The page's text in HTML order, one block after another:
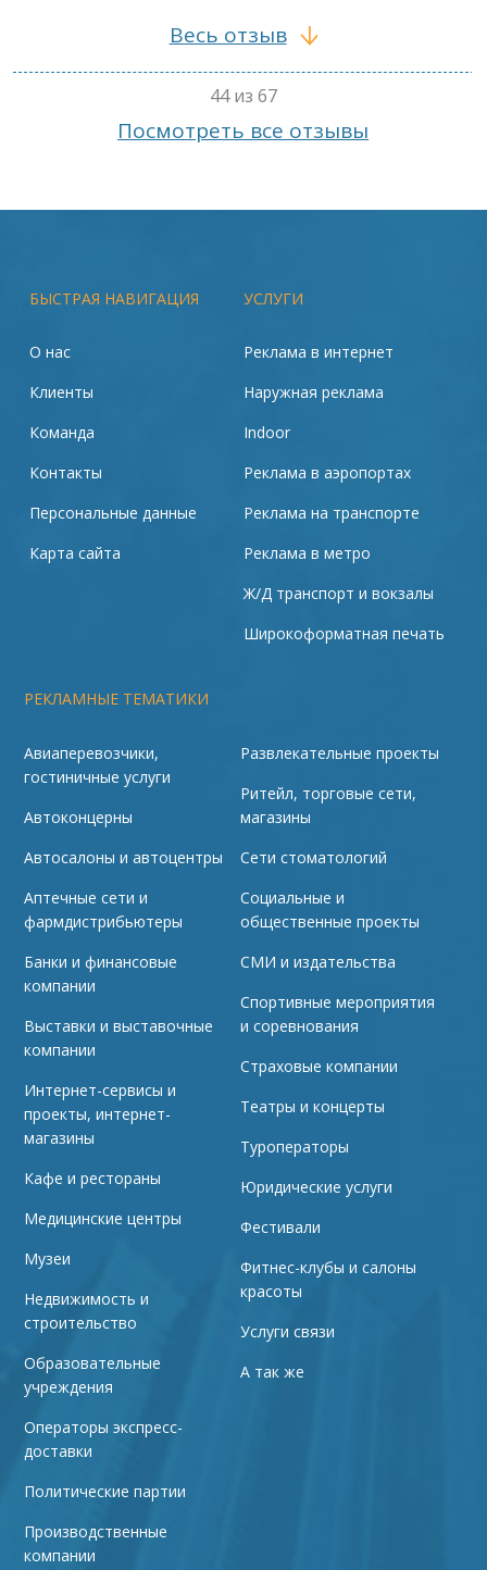
Весь отзыв
44 из 67
Посмотреть все отзывы
БЫСТРАЯ НАВИГАЦИЯ УСЛУГИ
РЕКЛАМНЫЕ ТЕМАТИКИ
О нас
Клиенты
Команда
Контакты
Персональные данные
Карта сайта
Реклама в интернет
Наружная реклама
Indoor
Реклама в аэропортах
Реклама на транспорте
Реклама в метро
Ж/Д транспорт и вокзалы
Широкоформатная печать
Авиаперевозчики,
гостиничные услуги
Автоконцерны
Автосалоны и автоцентры
Аптечные сети и
фармдистрибьютеры
Банки и финансовые
компании
Выставки и выставочные
компании
Интернет-сервисы и
проекты, интернет-
магазины
Кафе и рестораны
Медицинские центры
Музеи
Недвижимость и
строительство
Образовательные
учреждения
Операторы экспресс-
доставки
Политические партии
Производственные
компании
Развлекательные проекты
Ритейл, торговые сети,
магазины
Сети стоматологий
Социальные и
общественные проекты
СМИ и издательства
Спортивные мероприятия
и соревнования
Страховые компании
Театры и концерты
Туроператоры
Юридические услуги
Фестивали
Фитнес-клубы и салоны
красоты
Услуги связи
А так же